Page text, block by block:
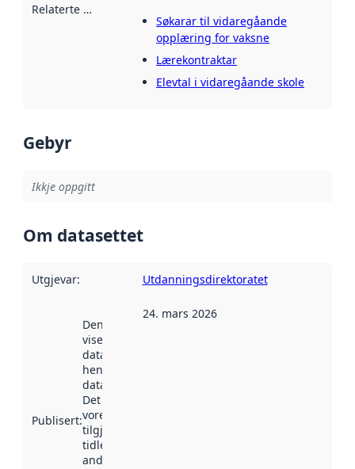
Relaterte ressursar
Søkarar til vidaregåande
opplæring for vaksne
Lærekontraktar
Elevtal i vidaregåande skole
Gebyr
Ikkje oppgitt
Om datasettet
Utgjevar: Utdanningsdirektoratet
Publisert:
Denne datoen
viser når
datasettet vart
henta inn av
data.norge.no.
Det kan ha
vore
tilgjengeleg
tidlegare
andre stader.
24. mars 2026